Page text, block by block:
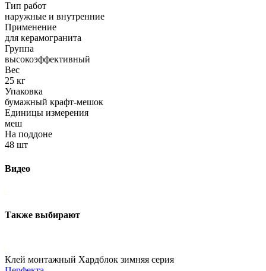
Тип работ
наружные и внутренние
Применение
для керамогранита
Группа
высокоэффективный
Вес
25 кг
Упаковка
бумажный крафт-мешок
Единицы измерения
меш
На поддоне
48 шт
Видео
Также выбирают
Клей монтажный Хардблок зимняя серия